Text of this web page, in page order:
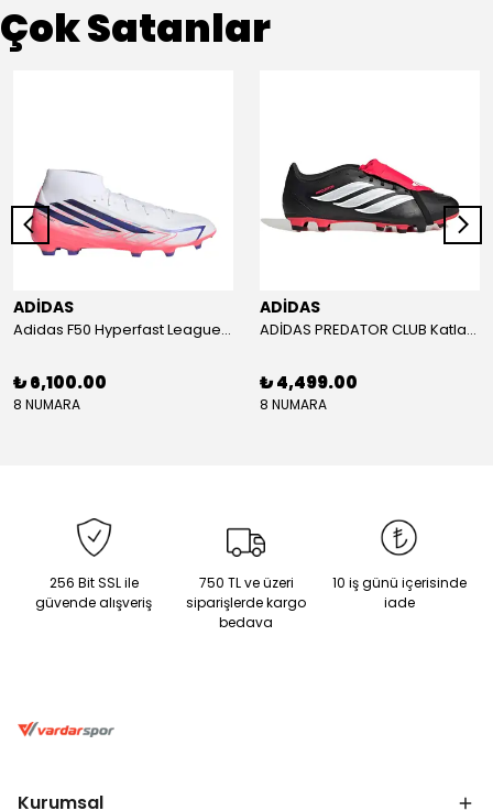
Çok Satanlar
ADİDAS
Adidas F50 Hyperfast League Mid Erkek Krampon (IH7090)
₺ 6,100.00
8 NUMARA
ADİDAS
ADİDAS PREDATOR CLUB Katlanır Dilli Çim Saha/Çoklu Zemin Kramponu JR3330
₺ 4,499.00
8 NUMARA
256 Bit SSL ile
güvende alışveriş
750 TL ve üzeri
siparişlerde kargo
bedava
10 iş günü içerisinde
iade
Kurumsal